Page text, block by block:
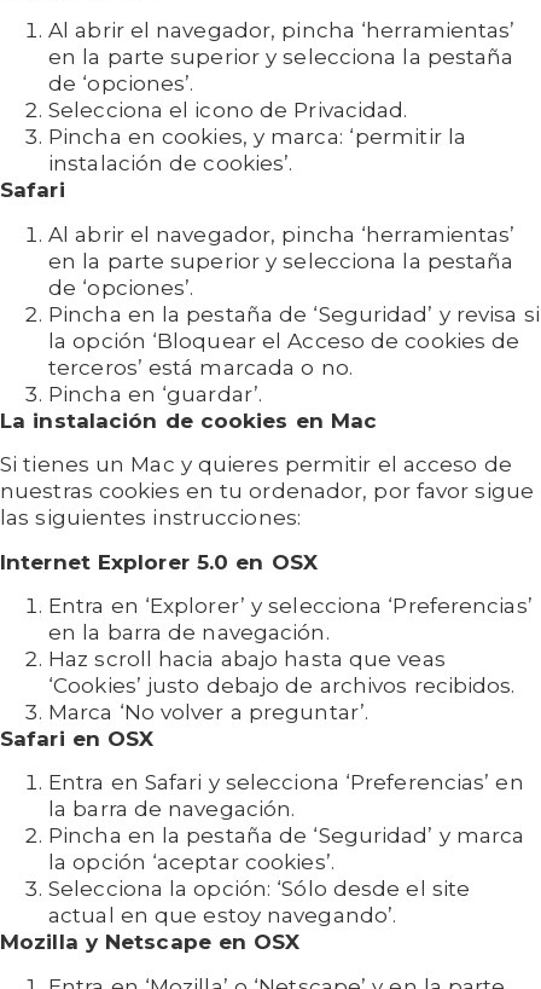
Al abrir el navegador, pincha ‘herramientas’
en la parte superior y selecciona la pestaña
de ‘opciones’.
Selecciona el icono de Privacidad.
Pincha en cookies, y marca: ‘permitir la
instalación de cookies’.
Safari
Al abrir el navegador, pincha ‘herramientas’
en la parte superior y selecciona la pestaña
de ‘opciones’.
Pincha en la pestaña de ‘Seguridad’ y revisa si
la opción ‘Bloquear el Acceso de cookies de
terceros’ está marcada o no.
Pincha en ‘guardar’.
La instalación de cookies en Mac
Si tienes un Mac y quieres permitir el acceso de
nuestras cookies en tu ordenador, por favor sigue
las siguientes instrucciones:
Internet Explorer 5.0 en OSX
Entra en ‘Explorer’ y selecciona ‘Preferencias’
en la barra de navegación.
Haz scroll hacia abajo hasta que veas
‘Cookies’ justo debajo de archivos recibidos.
Marca ‘No volver a preguntar’.
Safari en OSX
Entra en Safari y selecciona ‘Preferencias’ en
la barra de navegación.
Pincha en la pestaña de ‘Seguridad’ y marca
la opción ‘aceptar cookies’.
Selecciona la opción: ‘Sólo desde el site
actual en que estoy navegando’.
Mozilla y Netscape en OSX